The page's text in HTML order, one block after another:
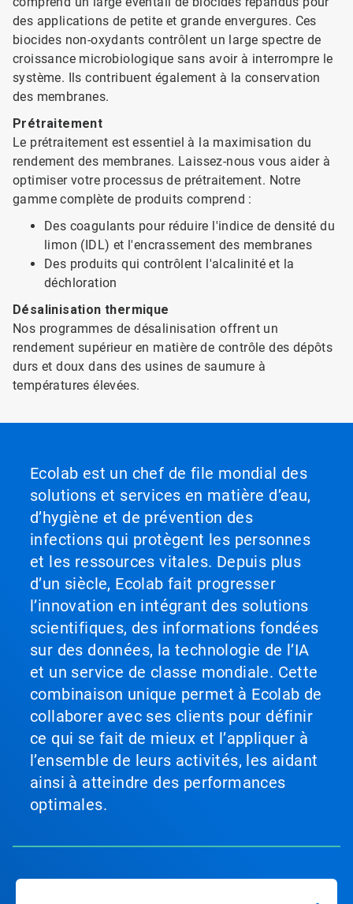
des applications de petite et grande envergures. Ces
biocides non-oxydants contrôlent un large spectre de
croissance microbiologique sans avoir à interrompre le
système. Ils contribuent également à la conservation
des membranes.
Prétraitement
Le prétraitement est essentiel à la maximisation du
rendement des membranes. Laissez-nous vous aider à
optimiser votre processus de prétraitement. Notre
gamme complète de produits comprend :
Des coagulants pour réduire l'indice de densité du
limon (IDL) et l'encrassement des membranes
Des produits qui contrôlent l'alcalinité et la
déchloration
Désalinisation thermique
Nos programmes de désalinisation offrent un
rendement supérieur en matière de contrôle des dépôts
durs et doux dans des usines de saumure à
températures élevées.
Ecolab est un chef de file mondial des
solutions et services en matière d’eau,
d’hygiène et de prévention des
infections qui protègent les personnes
et les ressources vitales. Depuis plus
d’un siècle, Ecolab fait progresser
l’innovation en intégrant des solutions
scientifiques, des informations fondées
sur des données, la technologie de l’IA
et un service de classe mondiale. Cette
combinaison unique permet à Ecolab de
collaborer avec ses clients pour définir
ce qui se fait de mieux et l’appliquer à
l’ensemble de leurs activités, les aidant
ainsi à atteindre des performances
optimales.